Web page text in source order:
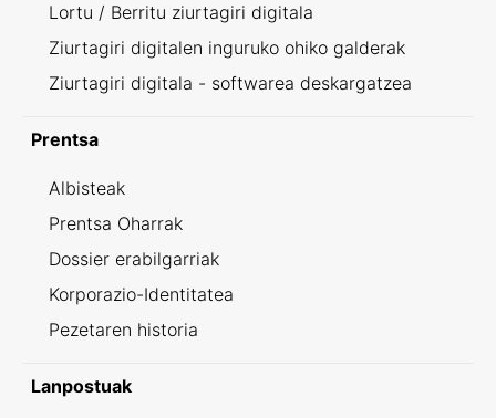
Lortu / Berritu ziurtagiri digitala
Ziurtagiri digitalen inguruko ohiko galderak
Ziurtagiri digitala - softwarea deskargatzea
Prentsa
Albisteak
Prentsa Oharrak
Dossier erabilgarriak
Korporazio-Identitatea
Pezetaren historia
Lanpostuak